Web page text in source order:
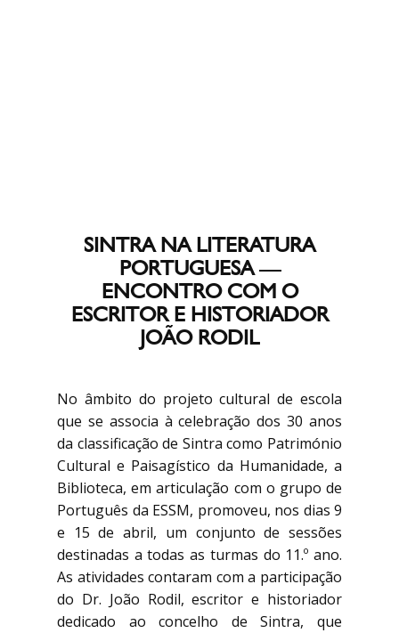
SINTRA NA LITERATURA
PORTUGUESA —
ENCONTRO COM O
ESCRITOR E HISTORIADOR
JOÃO RODIL
No âmbito do projeto cultural de escola
que se associa à celebração dos 30 anos
da classificação de Sintra como Património
Cultural e Paisagístico da Humanidade, a
Biblioteca, em articulação com o grupo de
Português da ESSM, promoveu, nos dias 9
e 15 de abril, um conjunto de sessões
destinadas a todas as turmas do 11.º ano.
As atividades contaram com a participação
do Dr. João Rodil, escritor e historiador
dedicado ao concelho de Sintra, que